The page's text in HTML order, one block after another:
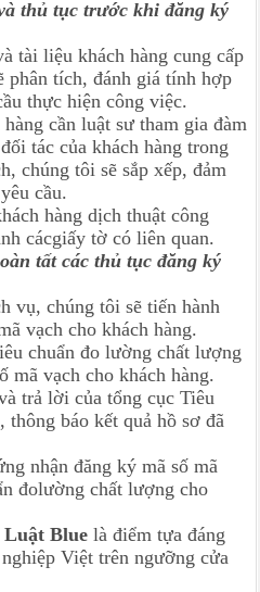
thủ tục trước khi đăng ký
tài liệu khách hàng cung cấp
phân tích, đánh giá tính hợp
thực hiện công việc.
cần luật sư tham gia đàm
tác của khách hàng trong
chúng tôi sẽ sắp xếp, đảm
cầu.
hàng dịch thuật công
cácgiấy tờ có liên quan.
tất các thủ tục đăng ký
vụ, chúng tôi sẽ tiến hành
vạch cho khách hàng.
chuẩn đo lường chất lượng
mã vạch cho khách hàng.
trả lời của tổng cục Tiêu
báo kết quả hồ sơ đã
nhận đăng ký mã số mã
đolường chất lượng cho
Luật Bluelà điểm tựa đáng
Việt trên ngưỡng cửa